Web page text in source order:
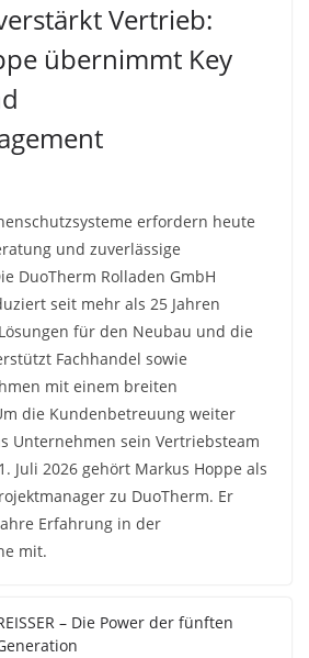
Vertrieb:
übernimmt Key
erfordern heute
und zuverlässige
DuoTherm Rolladen GmbH
seit mehr als 25 Jahren
für den Neubau und die
Fachhandel sowie
mit einem breiten
die Kundenbetreuung weiter
Unternehmen sein Vertriebsteam
Juli 2026 gehört Markus Hoppe als
zu DuoTherm. Er
Erfahrung in der
mit.
– Die Power der fünften